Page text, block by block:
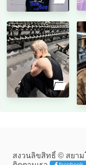
สงวนลิขสิทธิ์ © สยา